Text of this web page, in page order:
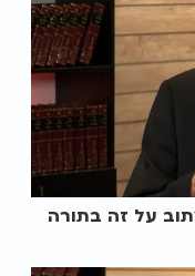
על זה בתורה